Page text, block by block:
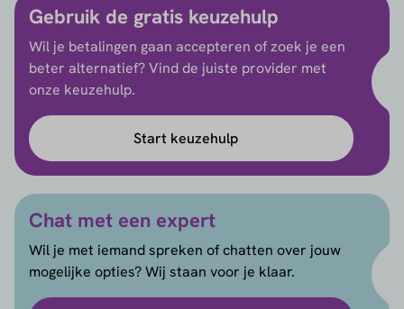
Gebruik de gratis keuzehulp
Wil je betalingen gaan accepteren of zoek je een
beter alternatief? Vind de juiste provider met
onze keuzehulp.
Start keuzehulp
Chat met een expert
Wil je met iemand spreken of chatten over jouw
mogelijke opties? Wij staan voor je klaar.